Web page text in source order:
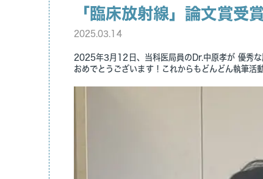
「臨床放射線」論文賞受賞
2025.03.14
2025年3月12日、当科医局員のDr.中原孝が 優秀な
おめでとうございます！これからもどんどん執筆活